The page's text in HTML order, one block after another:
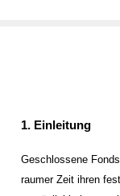
1. Einleitung
Geschlossene
raumer Zeit ihren